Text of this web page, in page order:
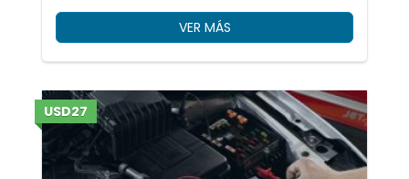
VER MÁS
USD27